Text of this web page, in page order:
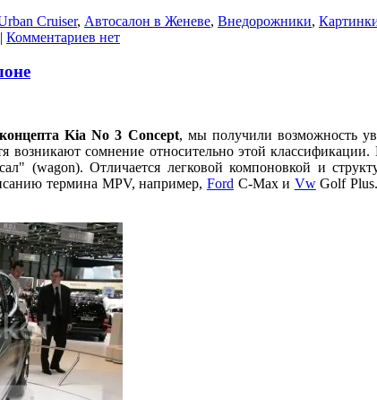
Cruiser, Автосалон в Женеве, Внедорожники,
Комментариев нет
Kia No 3 Concept, мы получили возможность
возникают сомнение относительно этой
(wagon). Отличается легковой компоновкой и
термина MPV, например, Ford C-Max и VwGolf